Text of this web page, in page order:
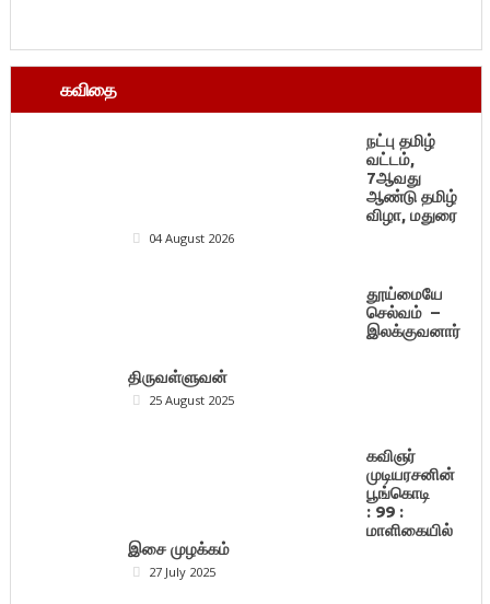
கவிதை
நட்பு தமிழ்
வட்டம்,
7ஆவது
ஆண்டு தமிழ்
விழா, மதுரை
04 August 2026
தூய்மையே
செல்வம் –
இலக்குவனார்
திருவள்ளுவன்
25 August 2025
கவிஞர்
முடியரசனின்
பூங்கொடி
: 99 :
மாளிகையில்
இசை முழக்கம்
27 July 2025